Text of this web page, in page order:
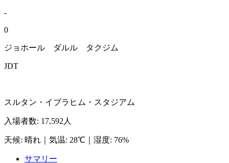
-
0
ジョホール ダルル タクジム
JDT
スルタン・イブラヒム・スタジアム
入場者数: 17,592人
天候: 晴れ 気温: 28℃ 湿度: 76%
サマリー